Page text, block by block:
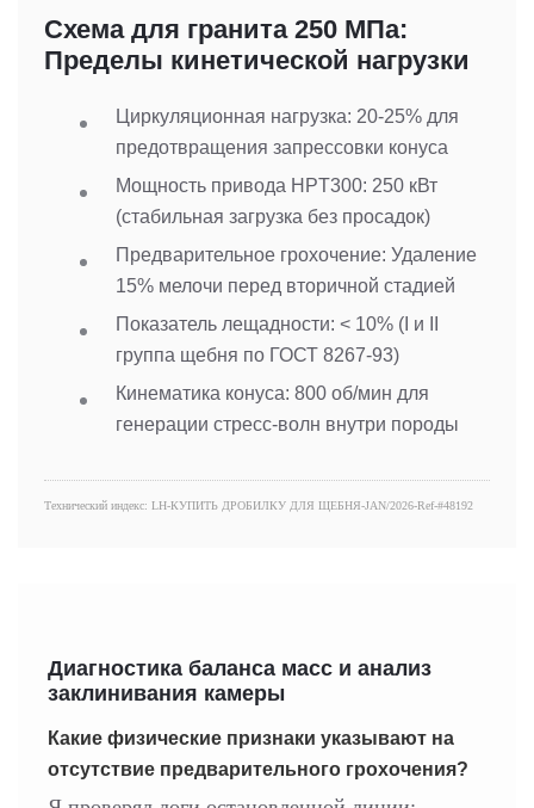
Схема для гранита 250 МПа:
Пределы кинетической нагрузки
Циркуляционная нагрузка: 20-25% для
предотвращения запрессовки конуса
Мощность привода HPT300: 250 кВт
(стабильная загрузка без просадок)
Предварительное грохочение: Удаление
15% мелочи перед вторичной стадией
Показатель лещадности: < 10% (I и II
группа щебня по ГОСТ 8267-93)
Кинематика конуса: 800 об/мин для
генерации стресс-волн внутри породы
Технический индекс: LH-КУПИТЬ ДРОБИЛКУ ДЛЯ ЩЕБНЯ-JAN/2026-Ref-#48192
Диагностика баланса масс и анализ
заклинивания камеры
Какие физические признаки указывают на
отсутствие предварительного грохочения?